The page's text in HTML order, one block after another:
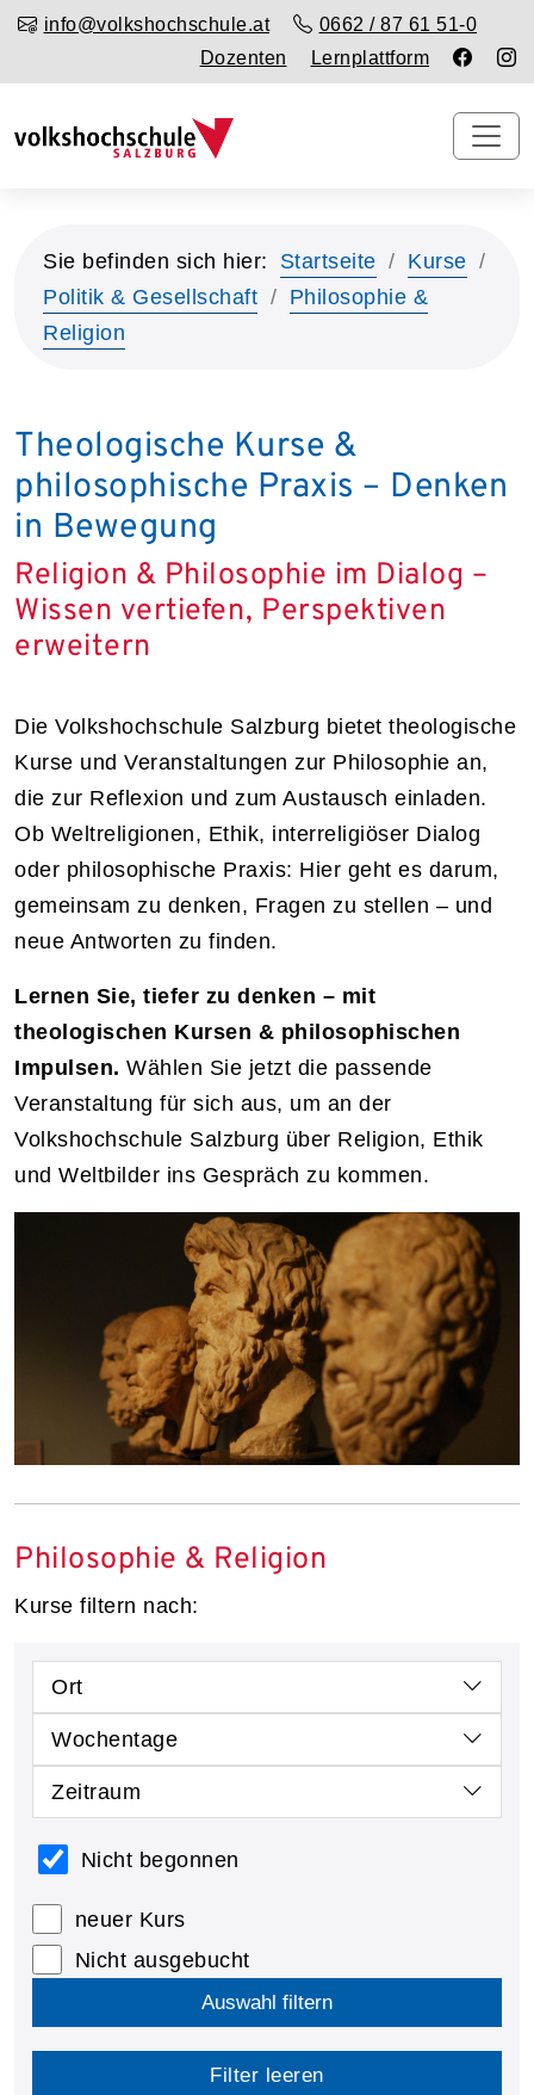
info@volkshochschule.at
0662 / 87 61 51-0
Dozenten
Lernplattform
Sie befinden sich hier: Startseite
Kurse
Politik & Gesellschaft
Philosophie &
Religion
Theologische Kurse &
philosophische Praxis – Denken
in Bewegung
Religion & Philosophie im Dialog –
Wissen vertiefen, Perspektiven
erweitern
Die Volkshochschule Salzburg bietet theologische
Kurse und Veranstaltungen zur Philosophie an,
die zur Reflexion und zum Austausch einladen.
Ob Weltreligionen, Ethik, interreligiöser Dialog
oder philosophische Praxis: Hier geht es darum,
gemeinsam zu denken, Fragen zu stellen – und
neue Antworten zu finden.
Lernen Sie, tiefer zu denken – mit
theologischen Kursen & philosophischen
Impulsen. Wählen Sie jetzt die passende
Veranstaltung für sich aus, um an der
Volkshochschule Salzburg über Religion, Ethik
und Weltbilder ins Gespräch zu kommen.
Philosophie & Religion
Kurse filtern nach:
Ort
Wochentage
Zeitraum
Nicht begonnen
neuer Kurs
Nicht ausgebucht
Auswahl filtern
Filter leeren